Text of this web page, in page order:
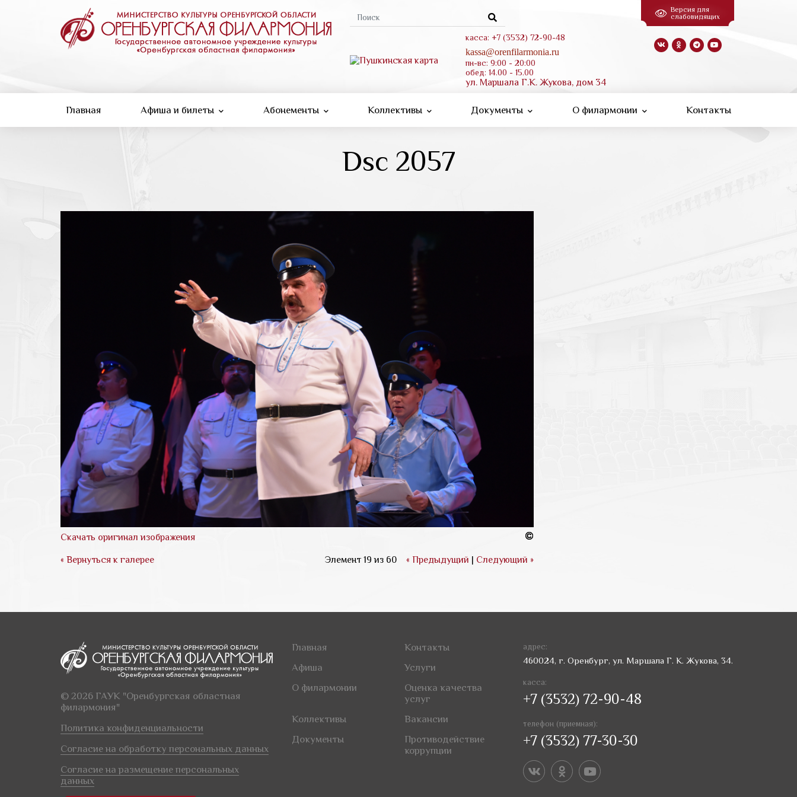
Форма
касса: +7 (3532) 72-90-48
kassa@orenfilarmonia.ru
пн-вс: 9:00 - 20:00
обед: 14.00 - 15.00
ул. Маршала Г.К. Жукова, дом 34
Версия для
слабовидящих
Главная Афиша и билеты Абонементы Коллективы Документы О филармонии Контакты
Dsc 2057
Скачать оригинал изображения
« Вернуться к галерее Элемент 19 из 60 « Предыдущий | Следующий »
© 2026 ГАУК "Оренбургская областная
филармония"
Политика конфиденциальности
Согласие на обработку персональных данных
Согласие на размещение персональных
данных
Главная
Контакты
Афиша
Услуги
О филармонии
Оценка качества
услуг
Коллективы
Вакансии
Документы
Противодействие
коррупции
адрес:
460024, г. Оренбург, ул. Маршала Г. К. Жукова, 34.
касса:
+7 (3532) 72-90-48
телефон (приемная):
+7 (3532) 77-30-30